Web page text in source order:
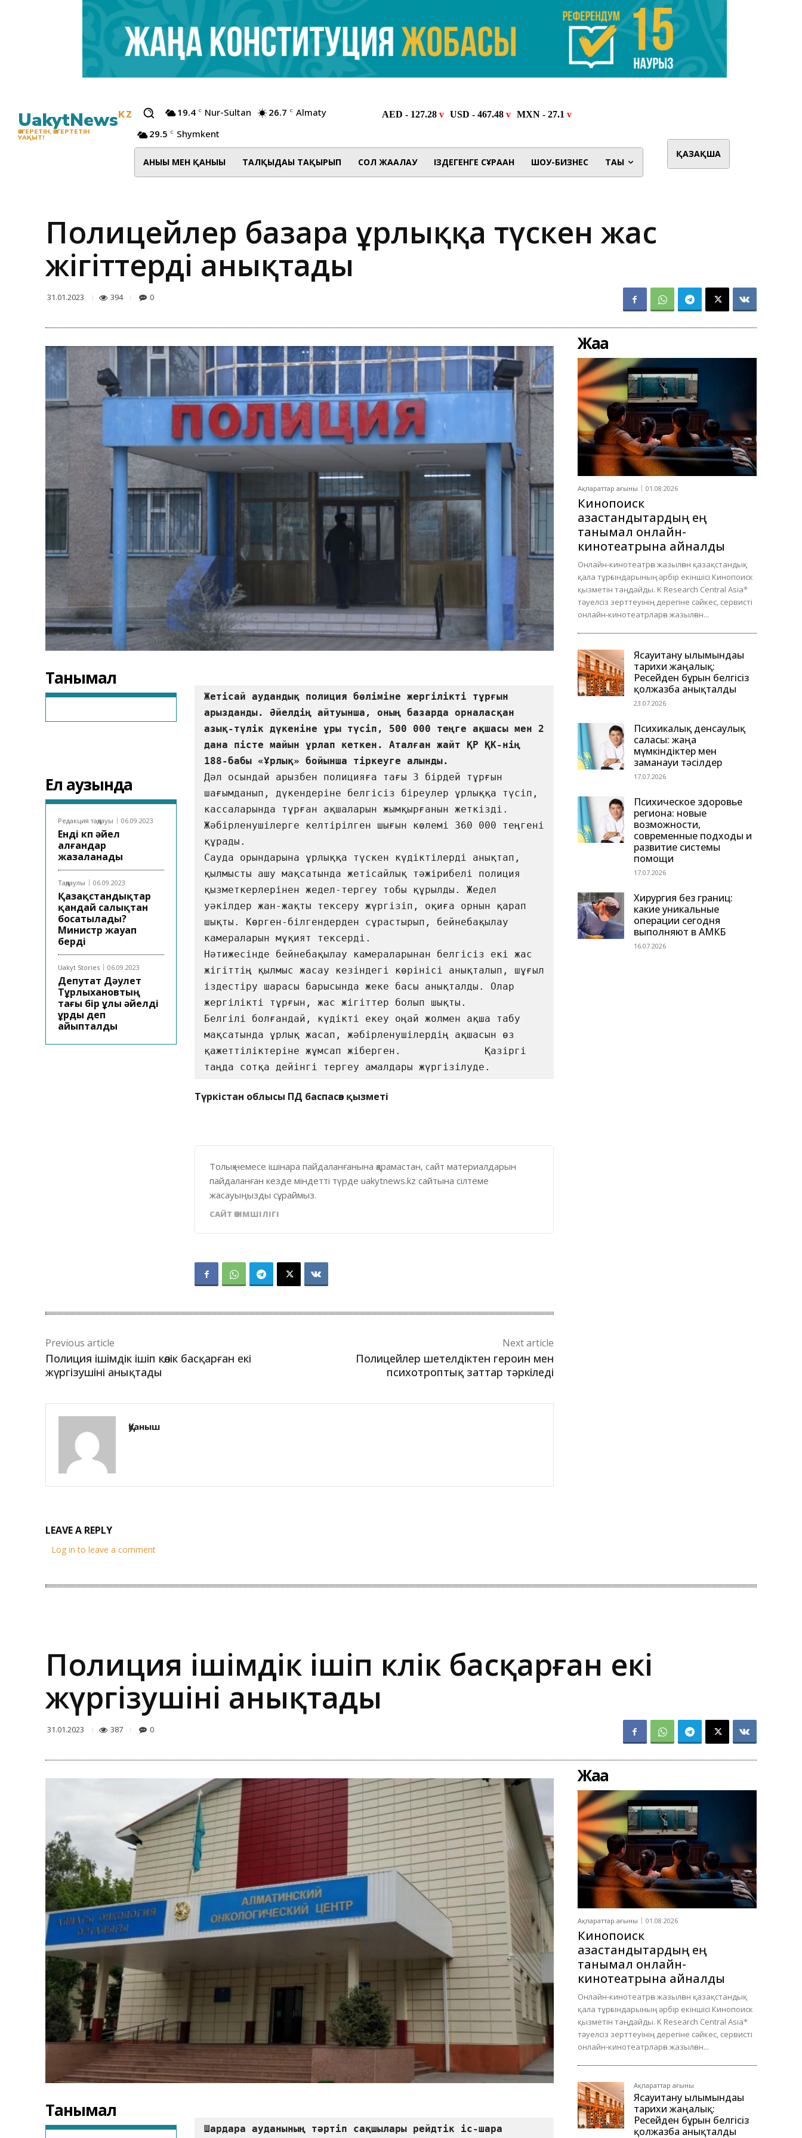
UakytNewsKZ
ӨЗГЕРЕТІН, ӨЗГЕРТЕТІН
УАҚЫТ!
19.4 C Nur-Sultan 26.7 C Almaty
29.5 C Shymkent
АНЫҒЫ МЕН ҚАНЫҒЫ ТАЛҚЫДАҒЫ ТАҚЫРЫП СОЛ ЖАҒАЛАУ ІЗДЕГЕНГЕ СҰРАҒАН ШОУ-БИЗНЕС ТАҒЫ
ҚАЗАҚША
Полицейлер базарға ұрлыққа түскен жас
жігіттерді анықтады
31.01.2023 394 0
Танымал
Ел аузында
Редакция таңдауы 06.09.2023
Енді көп әйел
алғандар
жазаланады
Таңдаулы 06.09.2023
Қазақстандықтар
қандай салықтан
босатылады?
Министр жауап
берді
Uakyt Stories 06.09.2023
Депутат Дәулет
Тұрлыхановтың
тағы бір ұлы әйелді
ұрды деп
айыпталды
Жетісай аудандық полиция бөліміне жергілікті тұрғын
арызданды. Әйелдің айтуынша, оның базарда орналасқан
азық-түлік дүкеніне ұры түсіп, 500 000 теңге ақшасы мен 2
дана пісте майын ұрлап кеткен. Аталған жайт ҚР ҚК-нің
Дәл осындай арызбен полицияға тағы 3 бірдей тұрғын
шағымданып, дүкендеріне белгісіз біреулер ұрлыққа түсіп,
кассаларында тұрған ақшаларын жымқырғанын жеткізді.
Жәбірленушілерге келтірілген шығын көлемі 360 000 теңгені
құрады.
Сауда орындарына ұрлыққа түскен күдіктілерді анықтап,
қылмысты ашу мақсатында жетісайлық тәжірибелі полиция
қызметкерлерінен жедел-тергеу тобы құрылды. Жедел
уәкілдер жан-жақты тексеру жүргізіп, оқиға орнын қарап
шықты. Көрген-білгендерден сұрастырып, бейнебақылау
камераларын мұқият тексерді.
Нәтижесінде бейнебақылау камераларынан белгісіз екі жас
жігіттің қылмыс жасау кезіндегі көрінісі анықталып, шұғыл
іздестіру шарасы барысында жеке басы анықталды. Олар
жергілікті тұрғын, жас жігіттер болып шықты.
Белгілі болғандай, күдікті екеу оңай жолмен ақша табу
мақсатында ұрлық жасап, жәбірленушілердің ақшасын өз
қажеттіліктеріне жұмсап жіберген.              Қазіргі
таңда сотқа дейінгі тергеу амалдары жүргізілуде.
Түркістан облысы ПД баспасөз қызметі
Толық немесе ішінара пайдаланғанына қарамастан, сайт материалдарын
пайдаланған кезде міндетті түрде uakytnews.kz сайтына сілтеме
жасауыңызды сұраймыз.
САЙТ ӘКІМШІЛІГІ
Previous article
Полиция ішімдік ішіп көлік басқарған екі
жүргізушіні анықтады
Next article
Полицейлер шетелдіктен героин мен
психотроптық заттар тәркіледі
Қуаныш
LEAVE A REPLY
Log in to leave a comment
Жаңа
Ақпараттар ағыны 01.08.2026
Кинопоиск
қазақстандықтардың ең
танымал онлайн-
кинотеатрына айналды
Онлайн-кинотеатрға жазылған қазақстандық
қала тұрғындарының әрбір екіншісі Кинопоиск
қызметін таңдайды. K Research Central Asia*
тәуелсіз зерттеуінің дерегіне сәйкес, сервисті
онлайн-кинотеатрларға жазылған...
Ясауитану ғылымындағы
тарихи жаңалық:
Ресейден бұрын белгісіз
қолжазба анықталды
23.07.2026
Психикалық денсаулық
саласы: жаңа
мүмкіндіктер мен
заманауи тәсілдер
17.07.2026
Психическое здоровье
региона: новые
возможности,
современные подходы и
развитие системы
помощи
17.07.2026
Хирургия без границ:
какие уникальные
операции сегодня
выполняют в АМКБ
16.07.2026